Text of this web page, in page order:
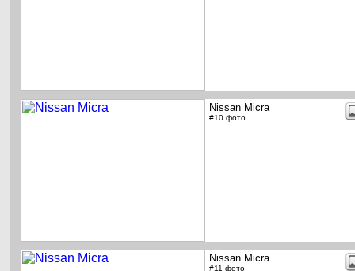
Nissan Micra
#10 фото
Nissan Micra
#11 фото